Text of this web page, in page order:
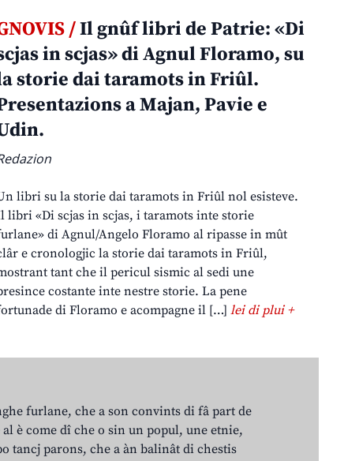
/Il gnûf libri de Patrie: «Di
in scjas» di Agnul Floramo, su
storie dai taramots in Friûl.
a Majan, Pavie e
libri su la storie dai taramots in Friûl nol esisteve.
libri «Di scjas in scjas, i taramots inte storie
di Agnul/Angelo Floramo al ripasse in mût
e cronologjic la storie dai taramots in Friûl,
tant che il pericul sismic al sedi une
costante inte nestre storie. La pene
di Floramo e acompagne il […]lei di plui +
furlane, che a son convints di fâ part de
è come dî che o sin un popul, une etnie,
tancj parons, che a àn balinât di chestis